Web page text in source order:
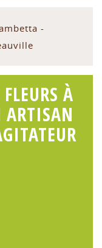
-
À
ARTISAN